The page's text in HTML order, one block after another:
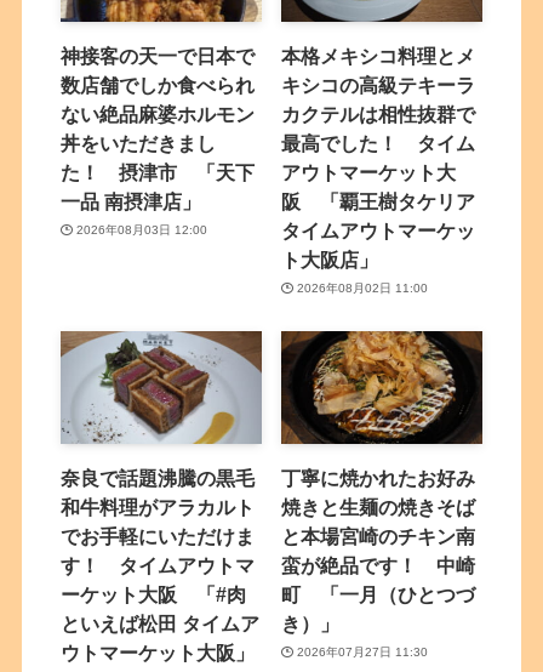
神接客の天一で日本で
数店舗でしか食べられ
ない絶品麻婆ホルモン
丼をいただきまし
た！ 摂津市 「天下
一品 南摂津店」
2026年08月03日 12:00
本格メキシコ料理とメ
キシコの高級テキーラ
カクテルは相性抜群で
最高でした！ タイム
アウトマーケット大
阪 「覇王樹タケリア
タイムアウトマーケッ
ト大阪店」
2026年08月02日 11:00
奈良で話題沸騰の黒毛
和牛料理がアラカルト
でお手軽にいただけま
す！ タイムアウトマ
ーケット大阪 「#肉
といえば松田 タイムア
ウトマーケット大阪」
丁寧に焼かれたお好み
焼きと生麺の焼きそば
と本場宮崎のチキン南
蛮が絶品です！ 中崎
町 「一月（ひとつづ
き）」
2026年07月27日 11:30